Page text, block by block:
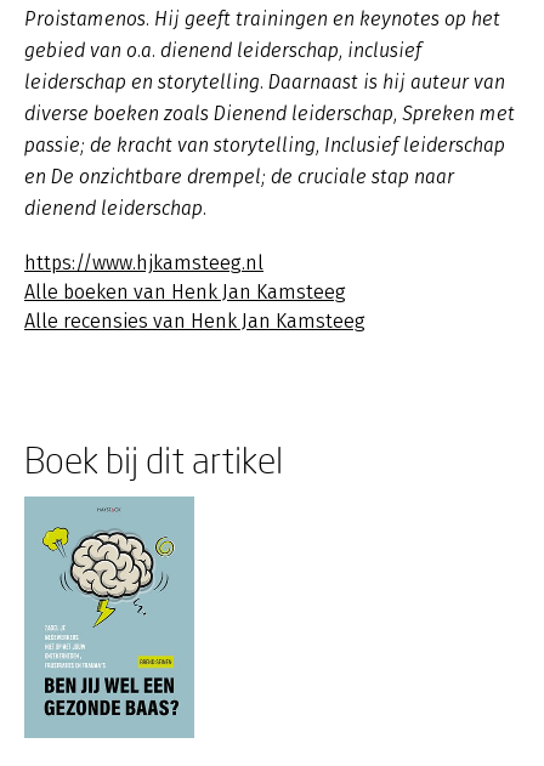
Proistamenos. Hij geeft trainingen en keynotes op het
gebied van o.a. dienend leiderschap, inclusief
leiderschap en storytelling. Daarnaast is hij auteur van
diverse boeken zoals Dienend leiderschap, Spreken met
passie; de kracht van storytelling, Inclusief leiderschap
en De onzichtbare drempel; de cruciale stap naar
dienend leiderschap.
https://www.hjkamsteeg.nl
Alle boeken van Henk Jan Kamsteeg
Alle recensies van Henk Jan Kamsteeg
Boek bij dit artikel